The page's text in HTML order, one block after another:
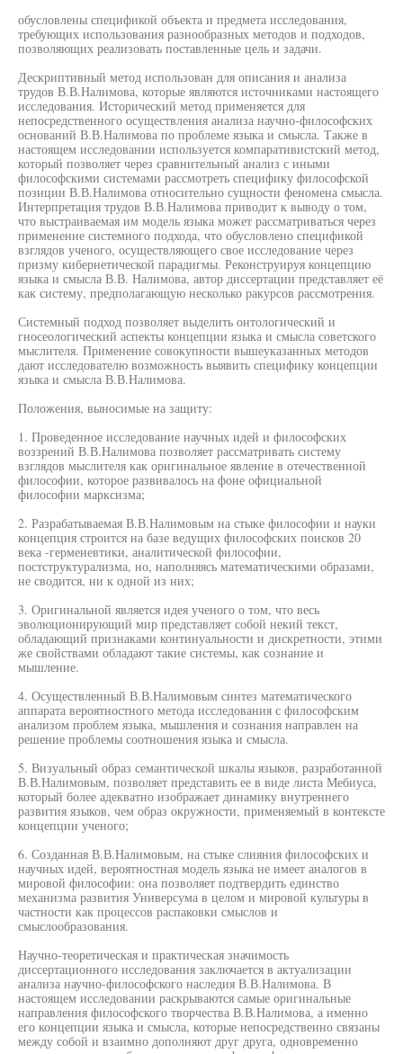
обусловлены спецификой объекта и предмета исследования,
требующих использования разнообразных методов и подходов,
позволяющих реализовать поставленные цель и задачи.
Дескриптивный метод использован для описания и анализа
трудов В.В.Налимова, которые являются источниками настоящего
исследования. Исторический метод применяется для
непосредственного осуществления анализа научно-философских
оснований В.В.Налимова по проблеме языка и смысла. Также в
настоящем исследовании используется компаративистский метод,
который позволяет через сравнительный анализ с иными
философскими системами рассмотреть специфику философской
позиции В.В.Налимова относительно сущности феномена смысла.
Интерпретация трудов В.В.Налимова приводит к выводу о том,
что выстраиваемая им модель языка может рассматриваться через
применение системного подхода, что обусловлено спецификой
взглядов ученого, осуществляющего свое исследование через
призму кибернетической парадигмы. Реконструируя концепцию
языка и смысла В.В. Налимова, автор диссертации представляет её
как систему, предполагающую несколько ракурсов рассмотрения.
Системный подход позволяет выделить онтологический и
гносеологический аспекты концепции языка и смысла советского
мыслителя. Применение совокупности вышеуказанных методов
дают исследователю возможность выявить специфику концепции
языка и смысла В.В.Налимова.
Положения, выносимые на защиту:
1. Проведенное исследование научных идей и философских
воззрений В.В.Налимова позволяет рассматривать систему
взглядов мыслителя как оригинальное явление в отечественной
философии, которое развивалось на фоне официальной
философии марксизма;
2. Разрабатываемая В.В.Налимовым на стыке философии и науки
концепция строится на базе ведущих философских поисков 20
века -герменевтики, аналитической философии,
постструктурализма, но, наполняясь математическими образами,
не сводится, ни к одной из них;
3. Оригинальной является идея ученого о том, что весь
эволюционирующий мир представляет собой некий текст,
обладающий признаками континуальности и дискретности, этими
же свойствами обладают такие системы, как сознание и
мышление.
4. Осуществленный В.В.Налимовым синтез математического
аппарата вероятностного метода исследования с философским
анализом проблем языка, мышления и сознания направлен на
решение проблемы соотношения языка и смысла.
5. Визуальный образ семантической шкалы языков, разработанной
В.В.Налимовым, позволяет представить ее в виде листа Мебиуса,
который более адекватно изображает динамику внутреннего
развития языков, чем образ окружности, применяемый в контексте
концепции ученого;
6. Созданная В.В.Налимовым, на стыке слияния философских и
научных идей, вероятностная модель языка не имеет аналогов в
мировой философии: она позволяет подтвердить единство
механизма развития Универсума в целом и мировой культуры в
частности как процессов распаковки смыслов и
смыслообразования.
Научно-теоретическая и практическая значимость
диссертационного исследования заключается в актуализации
анализа научно-философского наследия В.В.Налимова. В
настоящем исследовании раскрываются самые оригинальные
направления философского творчества В.В.Налимова, а именно
его концепции языка и смысла, которые непосредственно связаны
между собой и взаимно дополняют друг друга, одновременно